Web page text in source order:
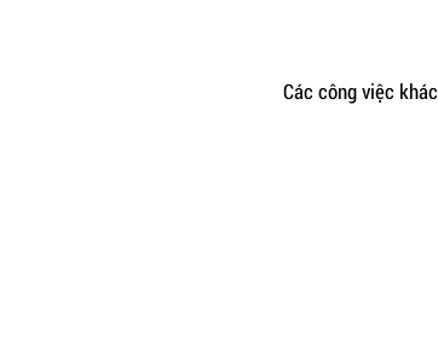
Các công việc khác